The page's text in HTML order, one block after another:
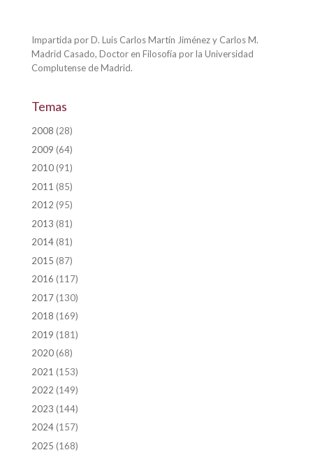
Impartida por D. Luis Carlos Martín Jiménez y Carlos M.
Madrid Casado, Doctor en Filosofía por la Universidad
Complutense de Madrid.
Temas
2008 (28)
2009 (64)
2010(91)
2011 (85)
2012 (95)
2013 (81)
2014(81)
2015 (87)
2016 (117)
2017(130)
2018 (169)
2019 (181)
2020(68)
2021 (153)
2022 (149)
2023 (144)
2024(157)
2025 (168)